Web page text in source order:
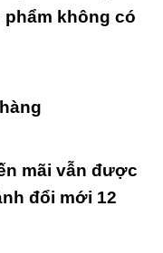
không có
mãi vẫn được
đổi mới 12